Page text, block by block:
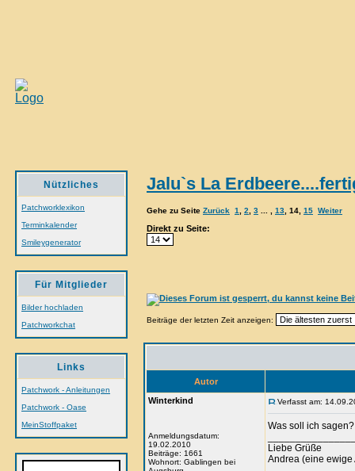
Nützliches
Patchworklexikon
Terminkalender
Smileygenerator
Für Mitglieder
Bilder hochladen
Patchworkchat
Links
Patchwork - Anleitungen
Patchwork - Oase
MeinStoffpaket
Jalu`s La
Gehe zu Seite Zurück 1 2 3 13 14 15 Weiter
Direkt zu Seite:
Beiträge der letzten Zeit anzeigen:
Autor
Winterkind
Anmeldungsdatum:
19.02.2010
Beiträge: 1661
Wohnort: Gablingen bei
Verfasst am:
Was soll ich
Liebe Grüße
Andrea (eine ewige